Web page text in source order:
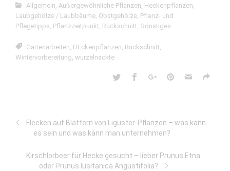
Allgemein, Außergewöhnliche Pflanzen, Heckenpflanzen,
Laubgehölze / Laubbäume, Obstgehölze, Pflanz- und
Pflegetipps, Pflanzzeitpunkt, Rückschnitt, Sonstiges
Gartenarbeiten, HEckenpflanzen, Rückschnitt,
Wintervorbereitung, wurzelnackte
Flecken auf Blättern von Liguster-Pflanzen – was kann
es sein und was kann man unternehmen?
Kirschlorbeer für Hecke gesucht – lieber Prunus Etna
oder Prunus lusitanica Angustifolia?